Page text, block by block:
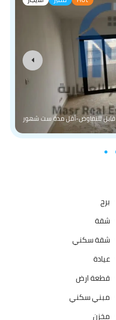
قابل للتفاوض-أقل مدة ست شهور
برج
شقة
شقة سكني
عيادة
قطعة ارض
مبني سكني
مخزن